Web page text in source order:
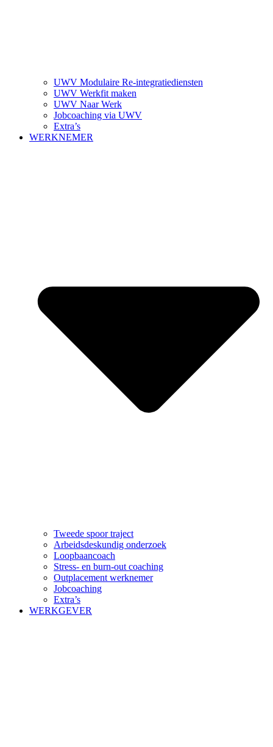
UWV Modulaire Re-integratiediensten
UWV Werkfit maken
UWV Naar Werk
Jobcoaching via UWV
Extra’s
WERKNEMER
Tweede spoor traject
Arbeidsdeskundig onderzoek
Loopbaancoach
Stress- en burn-out coaching
Outplacement werknemer
Jobcoaching
Extra’s
WERKGEVER